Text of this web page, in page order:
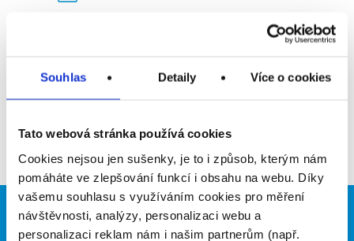
Souhlas Detaily Více o cookies
Tato webová stránka používá cookies
Cookies nejsou jen sušenky, je to i způsob, kterým nám
pomáháte ve zlepšování funkcí i obsahu na webu. Díky
vašemu souhlasu s využíváním cookies pro měření
návštěvnosti, analýzy, personalizaci webu a
personalizaci reklam nám i našim partnerům (např.
Přidat do oblíbených
Zpět
Brigádníci Firmy